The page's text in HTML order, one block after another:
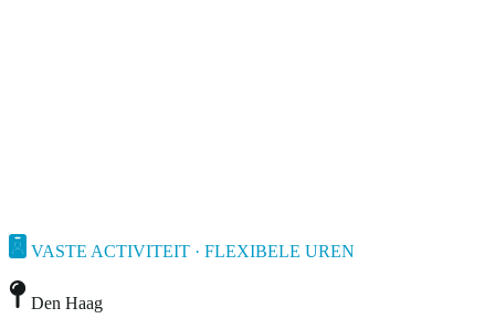
VASTE ACTIVITEIT · FLEXIBELE UREN
Den Haag